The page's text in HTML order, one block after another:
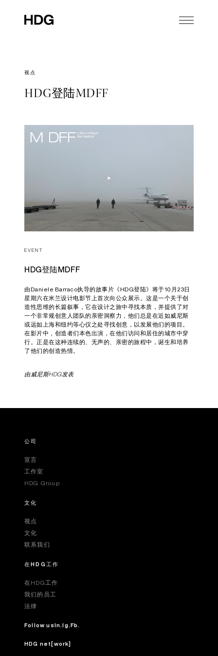
视点
HDG登陆MDFF
EVENT
HDG登陆MDFF
由Daniele Barraco执导的故事片《HDG登陆》将于10月23日
星期六在米兰设计电影节上首次向公众展示。这是一个关于创
造性思维的长篇叙事，它在设计之旅中寻找本质，并提供了对
一个非常规创意人团队的亲密洞察力，他们总是在近如威尼斯
或远如上海和纽约等心仪之处寻找创意，以发展他们的项目。
在影片中，创造者们本色出演，在他们访问和居住的城市中穿
行。正是在这种连续的、无声的、亲密的旅程中，诞生和培养
了他们的创造热情。
由威尼斯HDG发表
公司
宣言
工作室
HDG Group
文化
视点
文化
联系我们
在HDG工作
在HDG工作
我们的员工
法律
Follow usIn.Ig.Fb.
HDG net[work]